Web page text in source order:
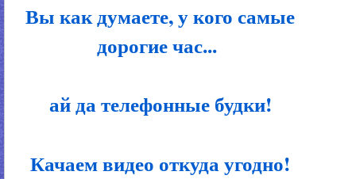
Вы как думаете, у кого самые
дорогие час...
ай да телефонные будки!
Качаем видео откуда угодно!